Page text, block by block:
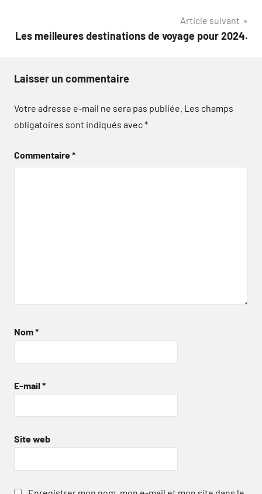
Article suivant
Les meilleures destinations de voyage pour 2024.
Laisser un commentaire
Votre adresse e-mail ne sera pas publiée. Les champs
obligatoires sont indiqués avec*
Commentaire*
Nom*
E-mail *
Site web